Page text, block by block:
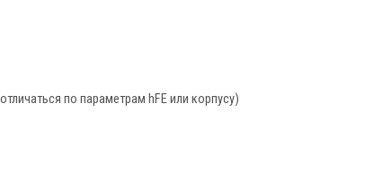
по параметрам hFE или корпусу)